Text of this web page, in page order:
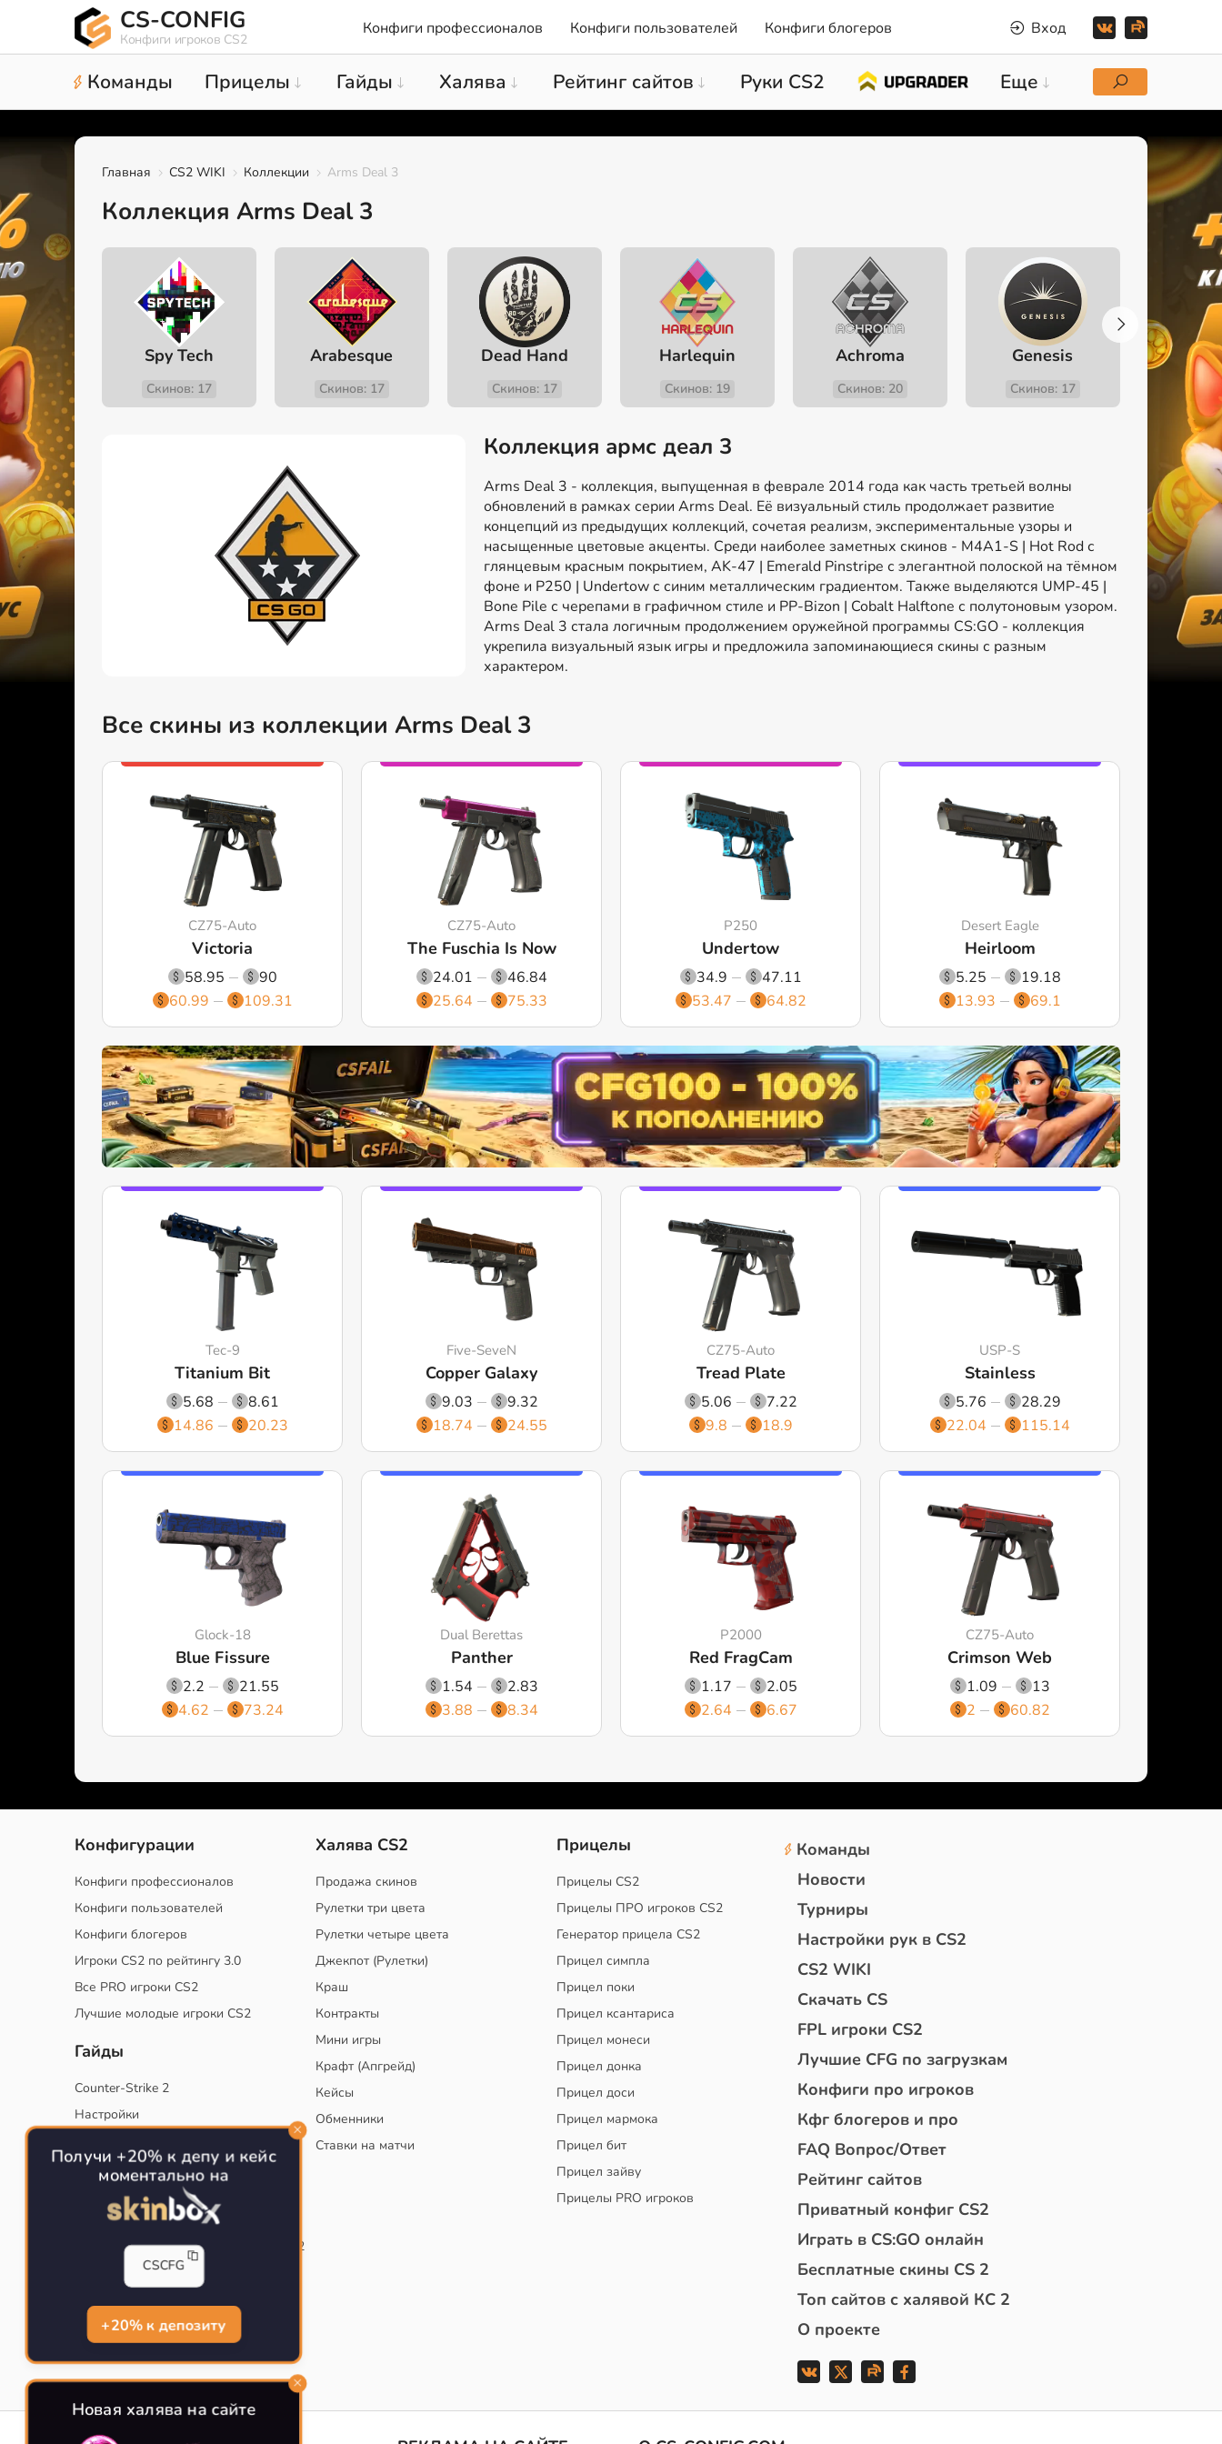
CS-CONFIG
Конфиги игроков CS2
Конфиги профессионалов Конфиги пользователей Конфиги блогеров Вход
Команды Прицелы Гайды Халява Рейтинг сайтов Руки CS2 Еще
Главная CS2 WIKI Коллекции Arms Deal 3
Коллекция Arms Deal 3
Spy Tech
Скинов: 17
Arabesque
Скинов: 17
Dead Hand
Скинов: 17
Harlequin
Скинов: 19
Achroma
Скинов: 20
Genesis
Скинов: 17
Коллекция армс деал 3
Arms Deal 3 - коллекция, выпущенная в феврале 2014 года как часть третьей волны
обновлений в рамках серии Arms Deal. Её визуальный стиль продолжает развитие
концепций из предыдущих коллекций, сочетая реализм, экспериментальные узоры и
насыщенные цветовые акценты. Среди наиболее заметных скинов - M4A1-S | Hot Rod с
глянцевым красным покрытием, AK-47 | Emerald Pinstripe с элегантной полоской на тёмном
фоне и P250 | Undertow с синим металлическим градиентом. Также выделяются UMP-45 |
Bone Pile с черепами в графичном стиле и PP-Bizon | Cobalt Halftone с полутоновым узором.
Arms Deal 3 стала логичным продолжением оружейной программы CS:GO - коллекция
укрепила визуальный язык игры и предложила запоминающиеся скины с разным
характером.
Все скины из коллекции Arms Deal 3
CZ75-Auto
Victoria
58.95
90
60.99
109.31
CZ75-Auto
The Fuschia Is Now
24.01
46.84
25.64
75.33
P250
Undertow
34.9
47.11
53.47
64.82
Desert Eagle
Heirloom
5.25
19.18
13.93
69.1
Tec-9
Titanium Bit
5.68
8.61
14.86
20.23
Five-SeveN
Copper Galaxy
9.03
9.32
18.74
24.55
CZ75-Auto
Tread Plate
5.06
7.22
9.8
18.9
USP-S
Stainless
5.76
28.29
22.04
115.14
Glock-18
Blue Fissure
2.2
21.55
4.62
73.24
Dual Berettas
Panther
1.54
2.83
3.88
8.34
P2000
Red FragCam
1.17
2.05
2.64
6.67
CZ75-Auto
Crimson Web
1.09
13
2
60.82
Конфигурации
Конфиги профессионалов
Конфиги пользователей
Конфиги блогеров
Игроки CS2 по рейтингу 3.0
Все PRO игроки CS2
Лучшие молодые игроки CS2
Гайды
Counter-Strike 2
Настройки
Тактики
Конфиг для тренировок в CS
Как сохранить свой конфиг CS
Инста смоки на карте de_mirage в CS2
Рабочий бинд на Jumpthrow
Халява CS2
Продажа скинов
Рулетки три цвета
Рулетки четыре цвета
Джекпот (Рулетки)
Краш
Контракты
Мини игры
Крафт (Апгрейд)
Кейсы
Обменники
Ставки на матчи
Прицелы
Прицелы CS2
Прицелы ПРО игроков CS2
Генератор прицела CS2
Прицел симпла
Прицел поки
Прицел ксантариса
Прицел монеси
Прицел донка
Прицел доси
Прицел мармока
Прицел бит
Прицел зайву
Прицелы PRO игроков
Команды
Новости
Турниры
Настройки рук в CS2
CS2 WIKI
Скачать CS
FPL игроки CS2
Лучшие CFG по загрузкам
Конфиги про игроков
Кфг блогеров и про
FAQ Вопрос/Ответ
Рейтинг сайтов
Приватный конфиг CS2
Играть в CS:GO онлайн
Бесплатные скины CS 2
Топ сайтов с халявой КС 2
О проекте
Получи +20% к депу и кейс
моментально на
CSCFG
+20% к депозиту
Новая халява на сайте